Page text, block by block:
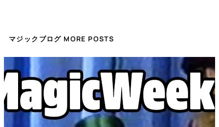
マジックブログ MORE POSTS